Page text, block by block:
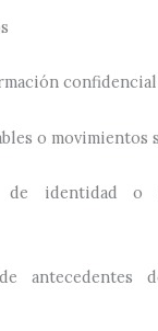
confidencial
o movimientos
de identidad o
antecedentes